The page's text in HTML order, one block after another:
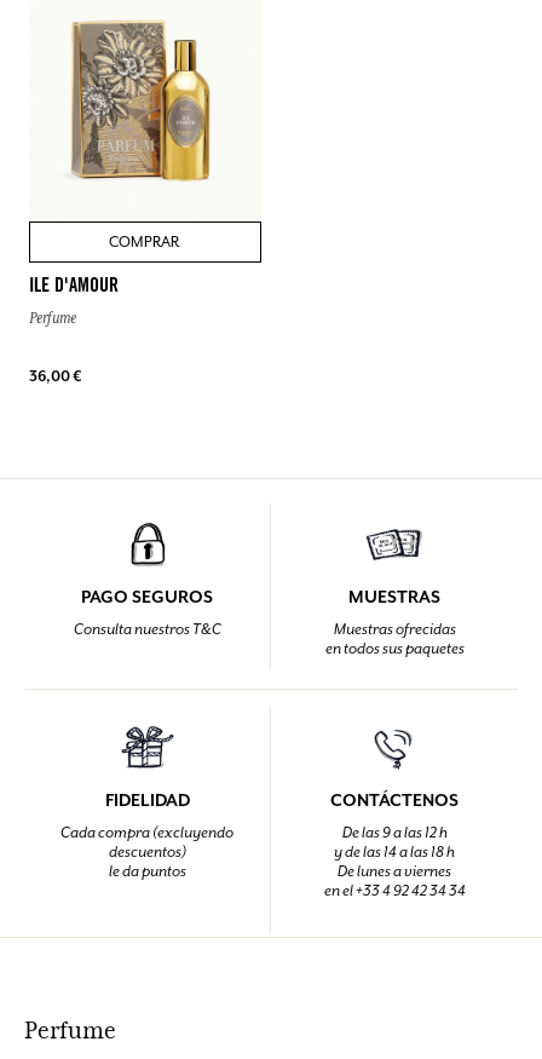
COMPRAR
ILE D'AMOUR
Perfume
36,00 €
PAGO SEGUROS
Consulta nuestros T&C
MUESTRAS
Muestras ofrecidas
en todos sus paquetes
FIDELIDAD
Cada compra (excluyendo
descuentos)
le da puntos
CONTÁCTENOS
De las 9 a las 12 h
y de las 14 a las 18 h
De lunes a viernes
en el +33 4 92 42 34 34
Perfume